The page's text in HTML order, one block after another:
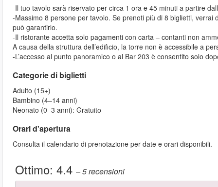
-Il tuo tavolo sarà riservato per circa 1 ora e 45 minuti a partire
-Massimo 8 persone per tavolo. Se prenoti più di 8 biglietti,
può garantirlo.
-Il ristorante accetta solo pagamenti con carta – contanti non
A causa della struttura dell’edificio, la torre non è accessibile a
-L’accesso al punto panoramico o al Bar 203 è consentito solo
Categorie di biglietti
Adulto (15+)
Bambino (4–14 anni)
Neonato (0–3 anni): Gratuito
Orari d'apertura
Consulta il calendario di prenotazione per date e orari disponibili.
Ottimo: 4.4 – 5recensioni